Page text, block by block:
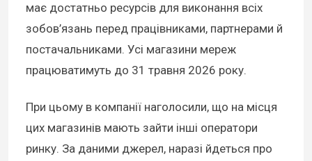
має достатньо ресурсів для виконання всіх
зобов’язань перед працівниками, партнерами й
постачальниками. Усі магазини мереж
працюватимуть до 31 травня 2026 року.
При цьому в компанії наголосили, що на місця
цих магазинів мають зайти інші оператори
ринку. За даними джерел, наразі йдеться про